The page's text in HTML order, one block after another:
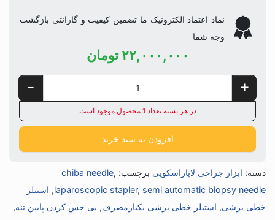
نماد اعتماد الکترونیک ما تضمین کیفیت و گارانتی بازگشت
وجه شما
۲۲,۰۰۰,۰۰۰ تومان
در هر بسته تعداد 1 محصول موجود است
افزودن به سبد خرید
دسته: ابزار جراحی لاپاراسکوپی برچسب: chiba needle,
laparoscopic stapler, semi automatic biopsy needle
, استبلر
خطی برشی, استبلر خطی برشی یکبارمصرف, بی حس کردن پایین تنه,